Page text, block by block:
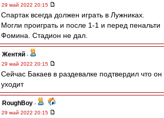
29 май 2022 20:15
Спартак всегда должен играть в Лужниках.
Могли проиграть и после 1-1 и перед пенальти
Фомина. Стадион не дал.
Жентяй -
29 май 2022 20:15
Сейчас Бакаев в раздевалке подтвердил что он
уходит
RoughBoy -
29 май 2022 20:15